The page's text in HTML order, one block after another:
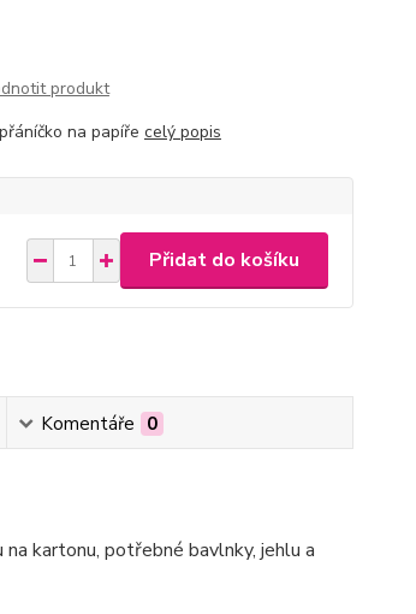
produkt
na papíře celý popis
Přidat do košíku
Komentáře 0
kartonu, potřebné bavlnky, jehlu a